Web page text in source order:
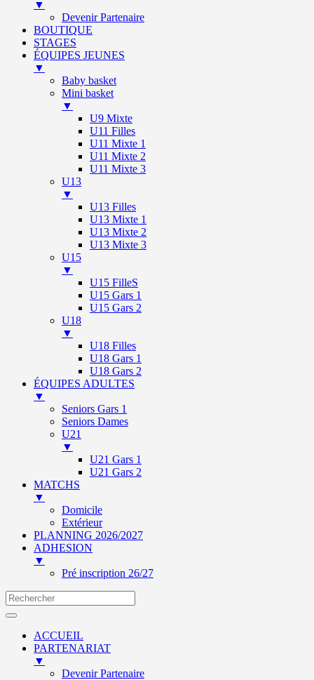
▼
Devenir Partenaire
BOUTIQUE
STAGES
ÉQUIPES JEUNES
▼
Baby basket
Mini basket
▼
U9 Mixte
U11 Filles
U11 Mixte 1
U11 Mixte 2
U11 Mixte 3
U13
▼
U13 Filles
U13 Mixte 1
U13 Mixte 2
U13 Mixte 3
U15
▼
U15 FilleS
U15 Gars 1
U15 Gars 2
U18
▼
U18 Filles
U18 Gars 1
U18 Gars 2
ÉQUIPES ADULTES
▼
Seniors Gars 1
Seniors Dames
U21
▼
U21 Gars 1
U21 Gars 2
MATCHS
▼
Domicile
Extérieur
PLANNING 2026/2027
ADHESION
▼
Pré inscription 26/27
ACCUEIL
PARTENARIAT
▼
Devenir Partenaire